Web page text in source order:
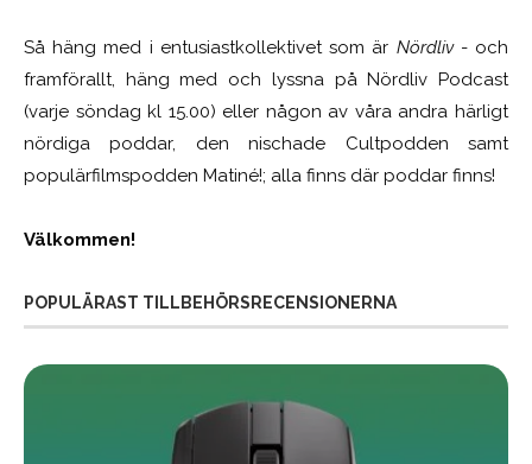
Så häng med i entusiastkollektivet som är Nördliv- och
framförallt, häng med och lyssna på Nördliv Podcast
(varje söndag kl 15.00) eller någon av våra andra härligt
nördiga poddar, den nischade Cultpodden samt
populärfilmspodden Matiné!; alla finns där poddar finns!
Välkommen!
POPULÄRAST TILLBEHÖRSRECENSIONERNA